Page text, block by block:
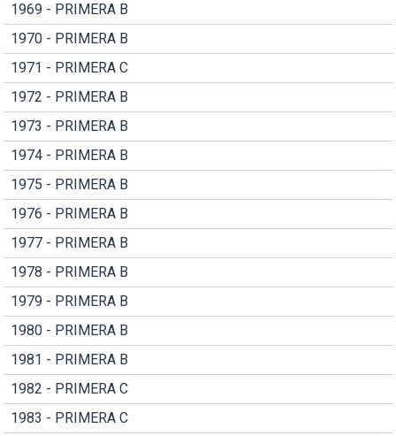
1969 - PRIMERA B
1970 - PRIMERA B
1971 - PRIMERA C
1972 - PRIMERA B
1973 - PRIMERA B
1974 - PRIMERA B
1975 - PRIMERA B
1976 - PRIMERA B
1977 - PRIMERA B
1978 - PRIMERA B
1979 - PRIMERA B
1980 - PRIMERA B
1981 - PRIMERA B
1982 - PRIMERA C
1983 - PRIMERA C